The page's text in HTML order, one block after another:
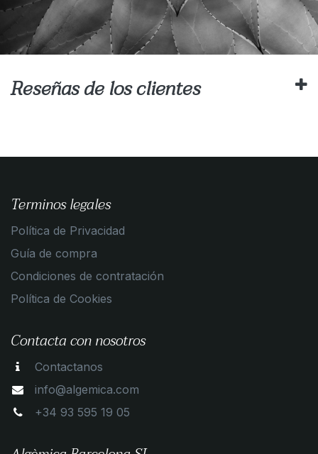
Reseñas de los clientes
Terminos legales
Política de Privacidad
Guía de compra
Condiciones de contratación
Política de Cookies
Contacta con nosotros
Contactanos
info@algemica.com
+34 93 595 19 05